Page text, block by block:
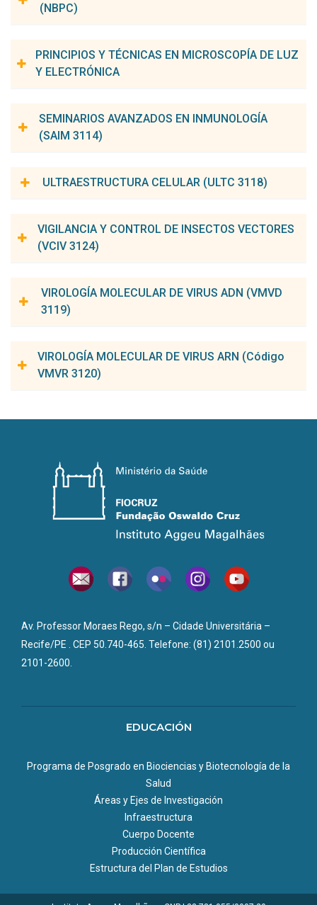
(NBPC)
Carga horaria: 45hNº de Créditos:8
Coordinadores de la asignatura:
PRINCIPIOS Y TÉCNICAS EN MICROSCOPÍA DE LUZ
Y ELECTRÓNICA
Carga horaria:60h Nº de créditos: 3
Coordinadores(as) de la asignatura:
SEMINARIOS AVANZADOS EN INMUNOLOGÍA
(SAIM 3114)
Carga horaria:45h Nº de Créditos: 3
Clarice Neuenschwander L. de Morais
ULTRAESTRUCTURA CELULAR (ULTC 3118)
Carga horaria:45h Nº de Créditos: 3
Coordinador(a) de la asignatura:
VIGILANCIA Y CONTROL DE INSECTOS VECTORES
(VCIV 3124)
Carga horaria:45h Nº de Créditos: 3
VIROLOGÍA MOLECULAR DE VIRUS ADN (VMVD
3119)
Carga horaria:45hNº de créditos: 3
Coordinador(a) de la asignatura:
VIROLOGÍA MOLECULAR DE VIRUS ARN (Código
VMVR 3120)
Av. Professor Moraes Rego, s/n – Cidade Universitária –
Recife/PE . CEP 50.740-465. Telefone: (81) 2101.2500 ou
2101-2600.
EDUCACIÓN
Programa de Posgrado en Biociencias y Biotecnología de la
Salud
Áreas y Ejes de Investigación
Infraestructura
Cuerpo Docente
Producción Científica
Estructura del Plan de Estudios